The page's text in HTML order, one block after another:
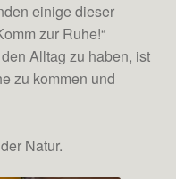
einige dieser
zur Ruhe!“
Alltag zu haben, ist
zu kommen und
Natur.